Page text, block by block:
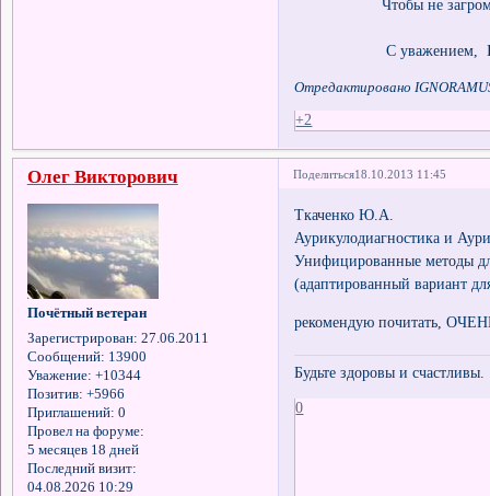
Чтобы не
С уважением,
Отредактировано
+2
Поделиться18.10.2013 11:45
Олег Викторович
Почётный ветеран
Зарегистрирован: 27.06.2011
Сообщений: 13900
Уважение: +10344
Позитив: +5966
Приглашений: 0
Провел на форуме:
5 месяцев 18 дней
Последний визит:
04.08.2026 10:29
Ткаченко Ю.А.
Аурикулодиагностика и
Унифицированные методы
(адаптированный вариант
рекомендую почитать,
Будьте здоровы и счастливы.
0